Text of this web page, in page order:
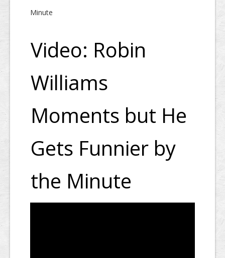
Minute
Video: Robin
Williams
Moments but He
Gets Funnier by
the Minute